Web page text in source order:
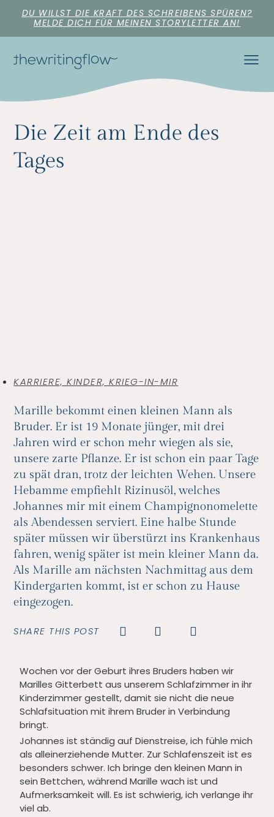
DU WILLST DIE KRAFT DES SCHREIBENS SPÜREN?
MELDE DICH FÜR MEINEN STORYLETTER AN!
Die Zeit am Ende des
Tages
KARRIERE, KINDER, KRIEG-IN-MIR
Marille bekommt einen kleinen Mann als
Bruder. Er ist 19 Monate jünger, mit drei
Jahren wird er schon mehr wiegen als sie,
unsere zarte Pflanze. Er ist schon ein paar Tage
zu spät dran, trotz der leichten Wehen. Unsere
Hebamme empfiehlt Rizinusöl, welches
Johannes mir mit einem Champignonomelette
als Abendessen serviert. Eine halbe Stunde
später müssen wir überstürzt ins Krankenhaus
fahren, wenig später ist mein kleiner Mann da.
Als Marille am nächsten Nachmittag aus dem
Kindergarten kommt, ist er schon zu Hause
eingezogen.
SHARE THIS POST
Wochen vor der Geburt ihres Bruders haben wir
Marilles Gitterbett aus unserem Schlafzimmer in ihr
Kinderzimmer gestellt, damit sie nicht die neue
Schlafsituation mit ihrem Bruder in Verbindung
bringt.
Johannes ist ständig auf Dienstreise, ich fühle mich
als alleinerziehende Mutter. Zur Schlafenszeit ist es
besonders schwer. Ich bringe den kleinen Mann in
sein Bettchen, während Marille wach ist und
Aufmerksamkeit will. Es ist schwierig, ich verlange ihr
viel ab.